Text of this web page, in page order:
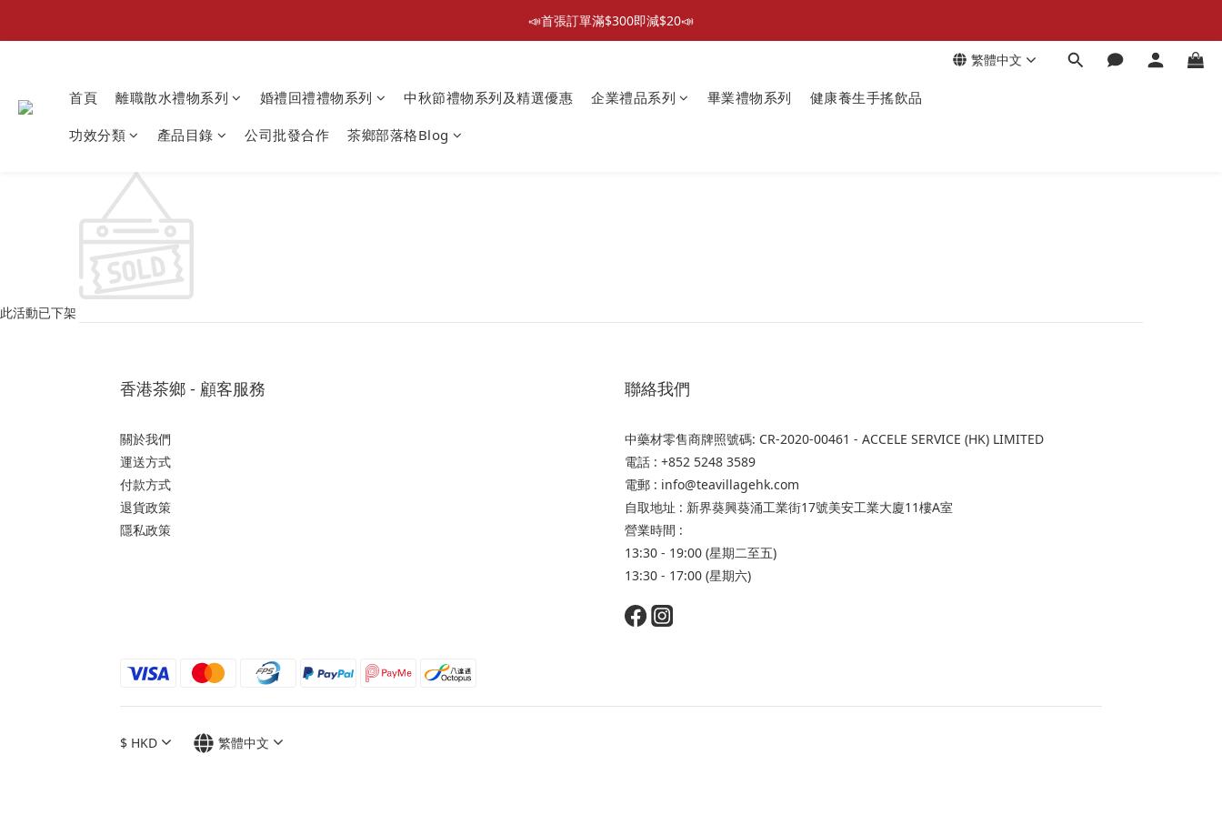
📣首張訂單滿$300即減$20📣
📣首張訂單滿$300即減$20📣
📦折後付款滿$300免運費 （香港、澳門）
繁體中文
首頁 離職散水禮物系列 婚禮回禮禮物系列 中秋節禮物系列及精選優惠 企業禮品系列 畢業禮物系列 健康養生手搖飲品
功效分類 產品目錄 公司批發合作 茶鄉部落格Blog
此活動已下架
香港茶鄉 - 顧客服務
關於我們
運送方式
付款方式
退貨政策
隱私政策
聯絡我們
中藥材零售商牌照號碼: CR-2020-00461 - ACCELE SERVICE (HK) LIMITED
電話 : +852 5248 3589
電郵 : info@teavillagehk.com
自取地址 : 新界葵興葵涌工業街17號美安工業大廈11樓A室
營業時間 :
13:30 - 19:00 (星期二至五)
13:30 - 17:00 (星期六)
$ HKD 繁體中文